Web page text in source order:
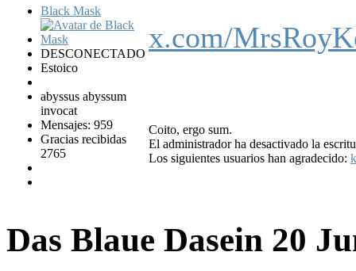
Black Mask
DESCONECTADO
Estoico
abyssus abyssum
invocat
Mensajes: 959
Gracias recibidas
2765
x.com/
Coito, ergo sum.
El administrador ha desactivado la
Los siguientes usuarios han agradecido:
Das Blaue Dasein 20